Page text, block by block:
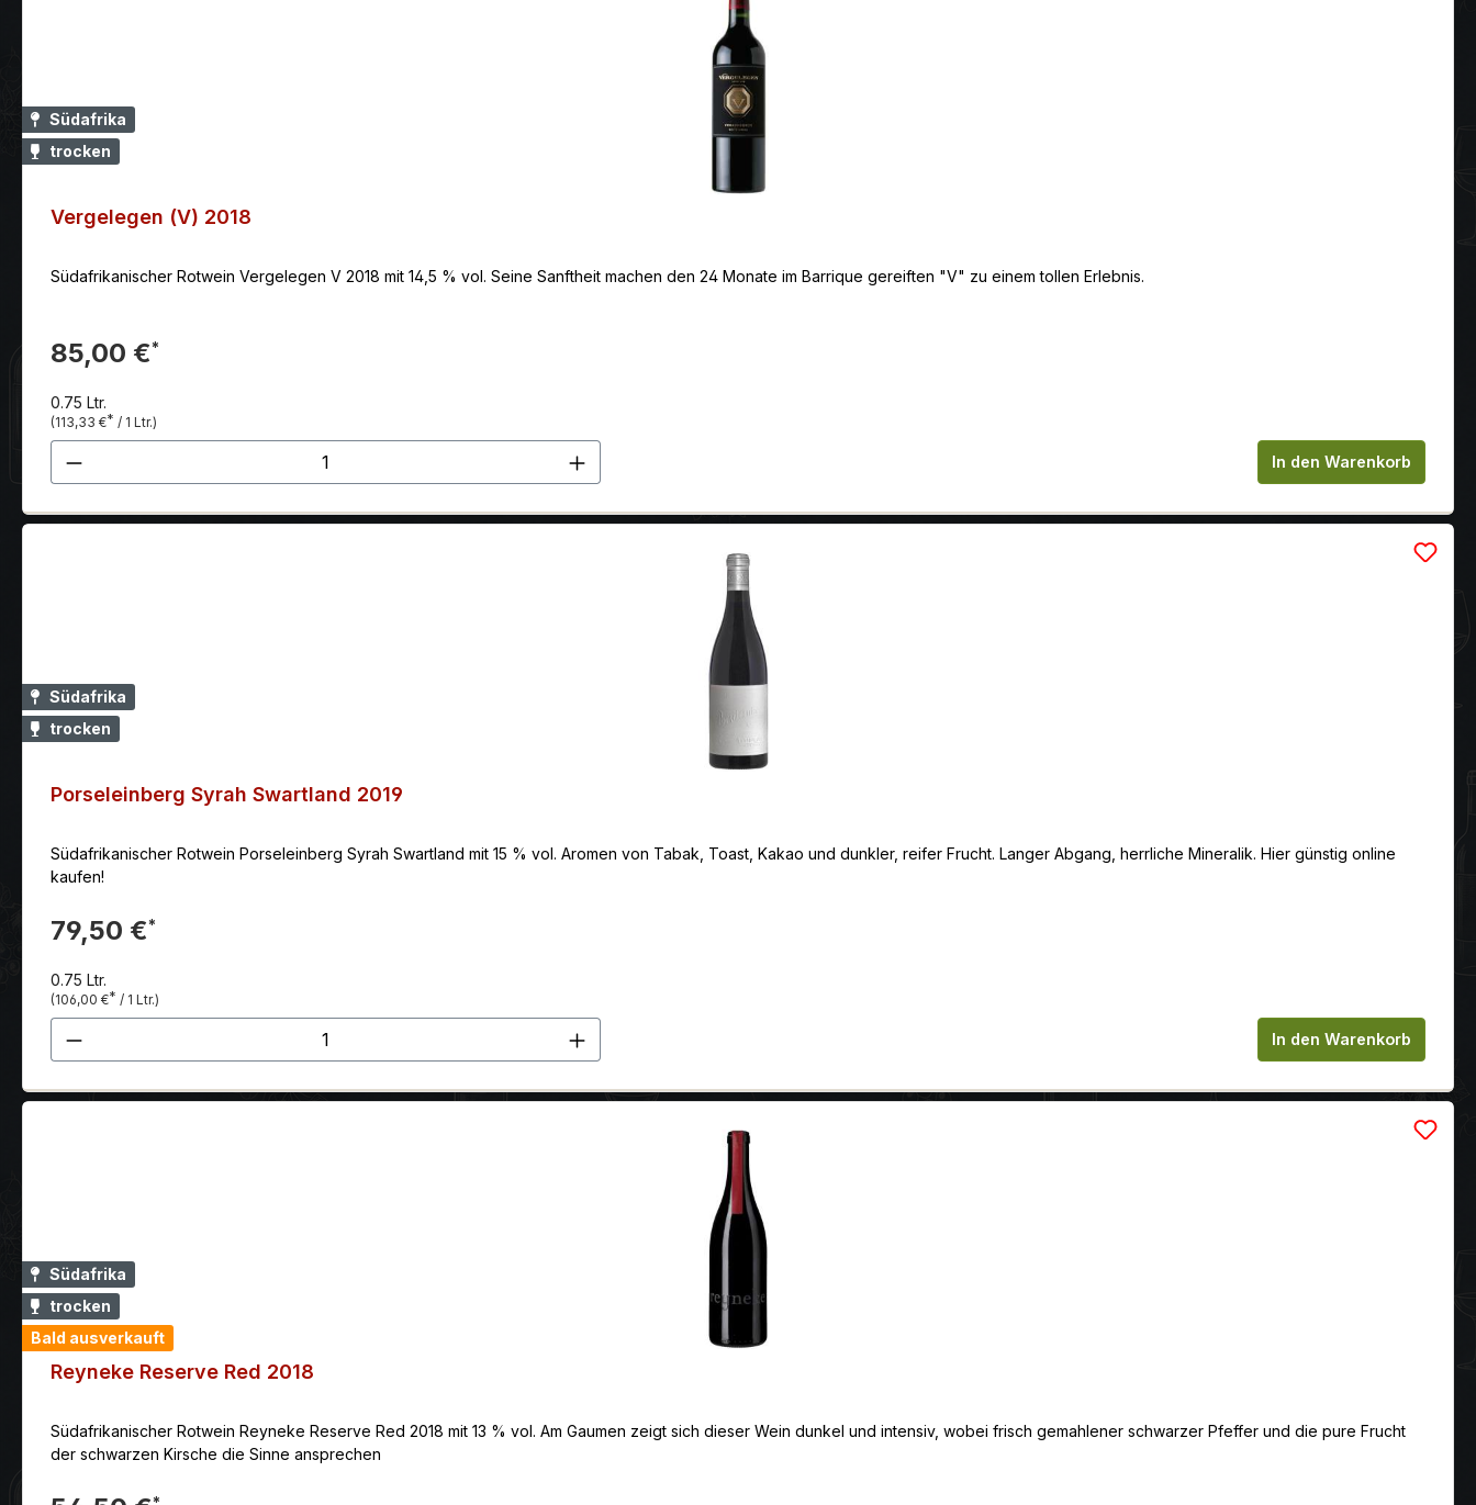
Südafrika
trocken
Vergelegen (V) 2018
Südafrikanischer Rotwein Vergelegen V 2018 mit 14,5 % vol. Seine Sanftheit machen den 24 Monate im Barrique gereiften "V" zu einem tollen Erlebnis.
85,00 €*
0.75 Ltr.
(113,33 €* / 1 Ltr.)
Produkt Anzahl: Gib den gewünschten Wert ein oder benutze die Schaltflächen um die Anzahl zu erhöhen oder
In den Warenkorb
Südafrika
trocken
Porseleinberg Syrah Swartland 2019
Südafrikanischer Rotwein Porseleinberg Syrah Swartland mit 15 % vol. Aromen von Tabak, Toast, Kakao und dunkler, reifer Frucht. Langer Abgang, herrliche Mineralik. Hier günstig online
kaufen!
79,50 €*
0.75 Ltr.
(106,00 €* / 1 Ltr.)
Produkt Anzahl: Gib den gewünschten Wert ein oder benutze die Schaltflächen um die Anzahl zu erhöhen oder
In den Warenkorb
Südafrika
trocken
Bald ausverkauft
Reyneke Reserve Red 2018
Südafrikanischer Rotwein Reyneke Reserve Red 2018 mit 13 % vol. Am Gaumen zeigt sich dieser Wein dunkel und intensiv, wobei frisch gemahlener schwarzer Pfeffer und die pure Frucht
der schwarzen Kirsche die Sinne ansprechen